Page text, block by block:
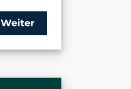
Weiter